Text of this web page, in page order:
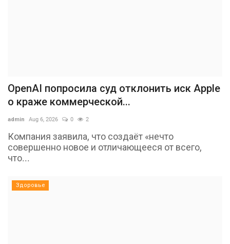
OpenAI попросила суд отклонить иск Apple
о краже коммерческой...
admin Aug 6, 2026 0 2
Компания заявила, что создаёт «нечто
совершенно новое и отличающееся от всего,
что...
Здоровье